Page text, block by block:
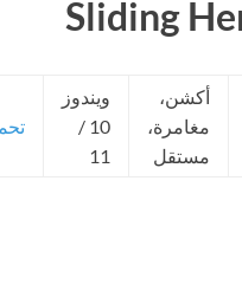
أكشن،
مغامرة،
مستقل
ويندوز
تحميل